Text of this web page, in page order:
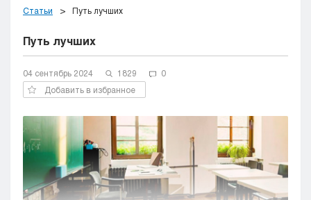
Актобе
Жезказган
Караганда
Кокшетау
Костанай
Павлодар
Петропавловск
Семей
Талдыкорган
Тараз
Статьи Путь лучших
Путь лучших
04 сентябрь 2024 1829
0
Добавить в избранное